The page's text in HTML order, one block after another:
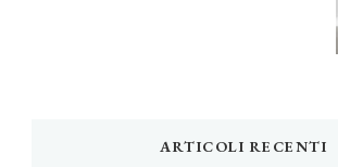
ARTICOLI RECENTI